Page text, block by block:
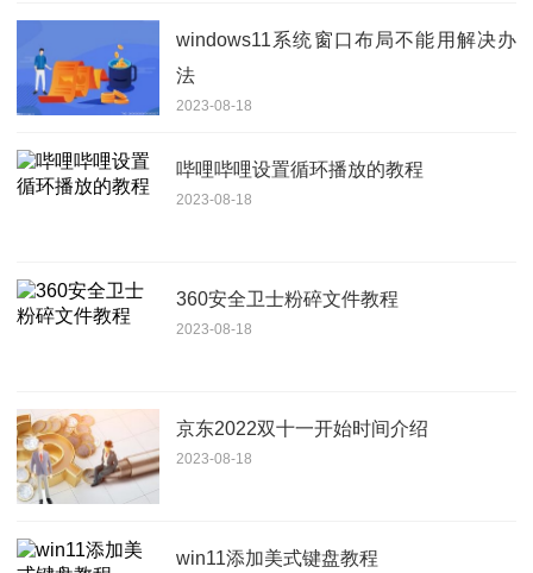
windows11系统窗口布局不能用解决办
法
2023-08-18
哔哩哔哩设置循环播放的教程
2023-08-18
360安全卫士粉碎文件教程
2023-08-18
京东2022双十一开始时间介绍
2023-08-18
win11添加美式键盘教程